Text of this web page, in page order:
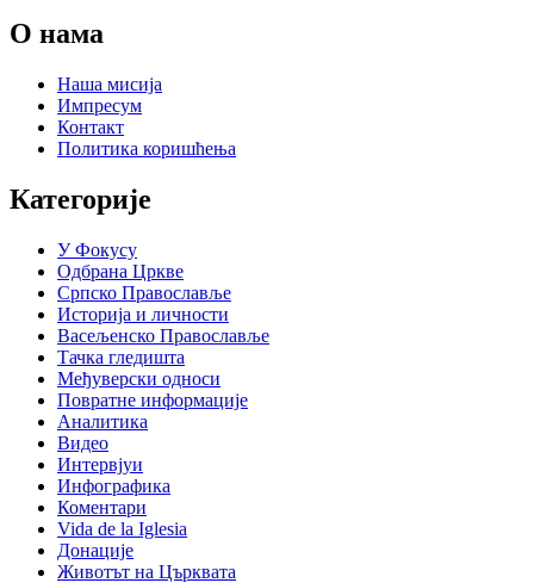
О нама
Наша мисија
Импресум
Контакт
Политика коришћења
Категорије
У Фокусу
Одбрана Цркве
Српско Православље
Историја и личности
Васељенско Православље
Тачка гледишта
Међуверски односи
Повратне информације
Аналитика
Видео
Интервјуи
Инфографика
Коментари
Vida de la Iglesia
Донације
Животът на Църквата